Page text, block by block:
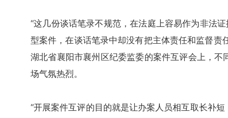
“这几份谈话笔录不规范，在法庭上容易作为非法
型案件，在谈话笔录中却没有把主体责任和监督责
湖北省襄阳市襄州区纪委监委的案件互评会上，
场气氛热烈。
“开展案件互评的目的就是让办案人员相互取长补